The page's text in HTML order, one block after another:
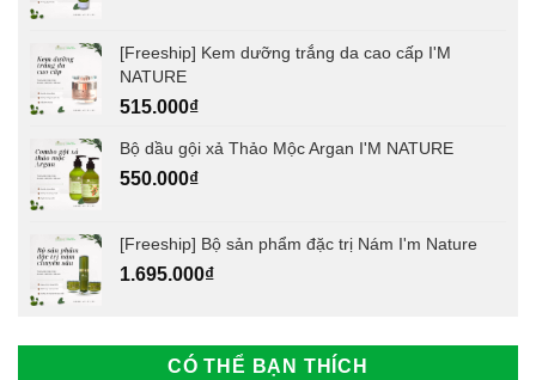
[Freeship] Kem dưỡng trắng da cao cấp I'M
NATURE
515.000₫
Bộ dầu gội xả Thảo Mộc Argan I'M NATURE
550.000₫
[Freeship] Bộ sản phẩm đặc trị Nám I'm Nature
1.695.000₫
CÓ THỂ BẠN THÍCH